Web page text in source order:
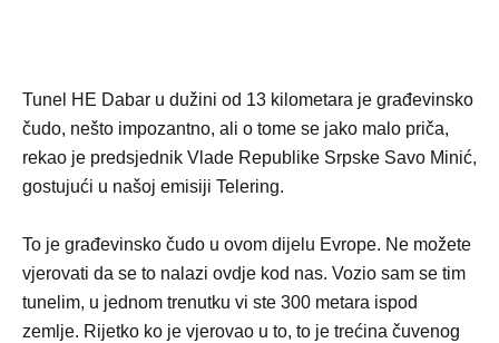
Tunel HE Dabar u dužini od 13 kilometara je građevinsko
čudo, nešto impozantno, ali o tome se jako malo priča,
rekao je predsjednik Vlade Republike Srpske Savo Minić,
gostujući u našoj emisiji Telering.
To je građevinsko čudo u ovom dijelu Evrope. Ne možete
vjerovati da se to nalazi ovdje kod nas. Vozio sam se tim
tunelim, u jednom trenutku vi ste 300 metara ispod
zemlje. Rijetko ko je vjerovao u to, to je trećina čuvenog